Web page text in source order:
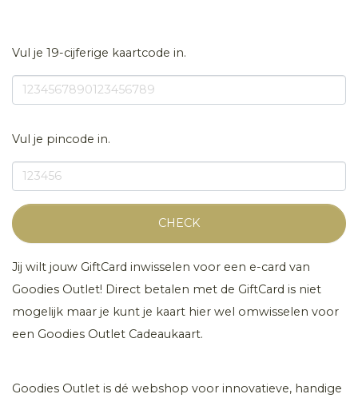
Vul je 19-cijferige kaartcode in.
Vul je pincode in.
CHECK
Jij wilt jouw GiftCard inwisselen voor een e-card van
Goodies Outlet! Direct betalen met de GiftCard is niet
mogelijk maar je kunt je kaart hier wel omwisselen voor
een Goodies Outlet Cadeaukaart.
Goodies Outlet is dé webshop voor innovatieve, handige